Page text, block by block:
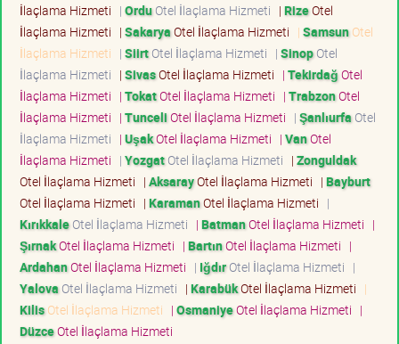
İlaçlama Hizmeti | OrduOtel İlaçlama Hizmeti | RizeOtel
İlaçlama Hizmeti | SakaryaOtel İlaçlama Hizmeti | SamsunOtel
İlaçlama Hizmeti | SiirtOtel İlaçlama Hizmeti | SinopOtel
İlaçlama Hizmeti | SivasOtel İlaçlama Hizmeti | TekirdağOtel
İlaçlama Hizmeti | TokatOtel İlaçlama Hizmeti | TrabzonOtel
İlaçlama Hizmeti | TunceliOtel İlaçlama Hizmeti | Şanlıurfa Otel
İlaçlama Hizmeti | UşakOtel İlaçlama Hizmeti | VanOtel
İlaçlama Hizmeti | YozgatOtel İlaçlama Hizmeti | Zonguldak
Otel İlaçlama Hizmeti | AksarayOtel İlaçlama Hizmeti | Bayburt
Otel İlaçlama Hizmeti | KaramanOtel İlaçlama Hizmeti |
KırıkkaleOtel İlaçlama Hizmeti | BatmanOtel İlaçlama Hizmeti |
ŞırnakOtel İlaçlama Hizmeti | BartınOtel İlaçlama Hizmeti |
ArdahanOtel İlaçlama Hizmeti | IğdırOtel İlaçlama Hizmeti |
Yalova Otel İlaçlama Hizmeti | KarabükOtel İlaçlama Hizmeti |
KilisOtel İlaçlama Hizmeti | OsmaniyeOtel İlaçlama Hizmeti |
DüzceOtel İlaçlama Hizmeti